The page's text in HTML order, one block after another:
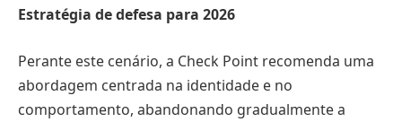
Estratégia de defesa para 2026
Perante este cenário, a Check Point recomenda uma
abordagem centrada na identidade e no
comportamento, abandonando gradualmente a